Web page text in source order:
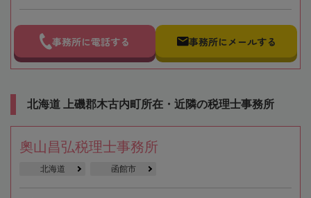
事務所に電話する 事務所にメールする
北海道 上磯郡木古内町所在・近隣の税理士事務所
奧山昌弘税理士事務所
北海道 函館市